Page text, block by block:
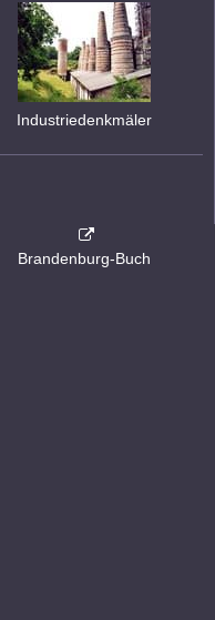
Industriedenkmäler
Brandenburg-Buch